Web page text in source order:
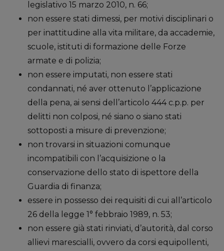
legislativo 15 marzo 2010, n. 66;
non essere stati dimessi, per motivi disciplinari o
per inattitudine alla vita militare, da accademie,
scuole, istituti di formazione delle Forze
armate e di polizia;
non essere imputati, non essere stati
condannati, né aver ottenuto l’applicazione
della pena, ai sensi dell’articolo 444 c.p.p. per
delitti non colposi, né siano o siano stati
sottoposti a misure di prevenzione;
non trovarsi in situazioni comunque
incompatibili con l’acquisizione o la
conservazione dello stato di ispettore della
Guardia di finanza;
essere in possesso dei requisiti di cui all’articolo
26 della legge 1° febbraio 1989, n. 53;
non essere già stati rinviati, d’autorità, dal corso
allievi marescialli, ovvero da corsi equipollenti,